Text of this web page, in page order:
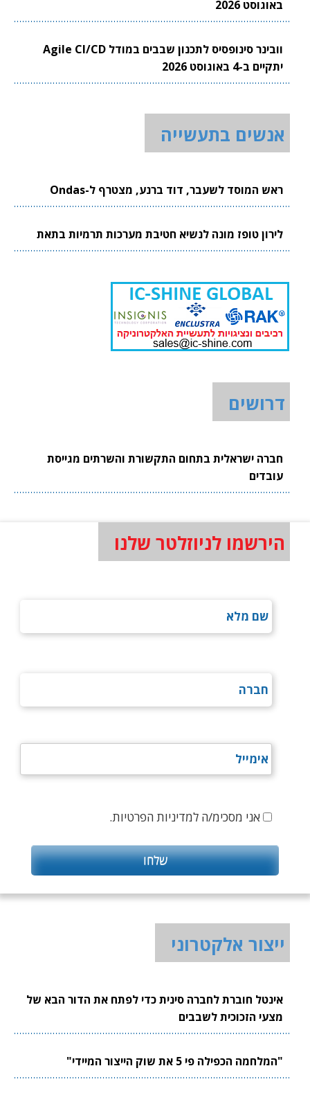
באוגוסט 2026
וובינר סינופסיס לתכנון שבבים במודל Agile CI/CD
יתקיים ב-4 באוגוסט 2026
אנשים בתעשייה
ראש המוסד לשעבר, דוד ברנע, מצטרף ל-Ondas
לירון טופז מונה לנשיא חטיבת מערכות תרמיות בתאת
דרושים
חברה ישראלית בתחום התקשורת והשרתים מגייסת
עובדים
הירשמו לניוזלטר שלנו
אני מסכימ/ה למדיניות הפרטיות.
ייצור אלקטרוני
אינטל חוברת לחברה סינית כדי לפתח את הדור הבא של
מצעי הזכוכית לשבבים
"המלחמה הכפילה פי 5 את שוק הייצור המיידי"